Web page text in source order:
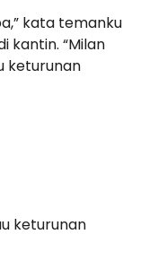
kata temanku
kantin. “Milan
keturunan
keturunan